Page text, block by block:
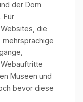
der Dom
Für
die
mehrsprachige
Museen und
bevor diese